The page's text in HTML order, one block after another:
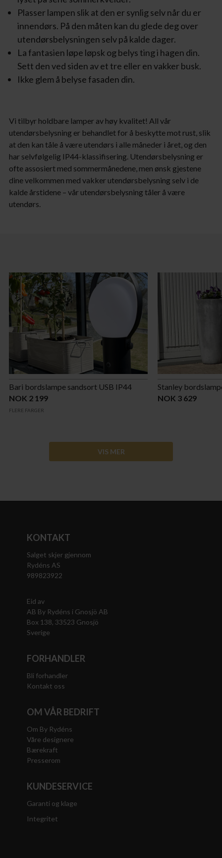
Plasser lampen slik at den er synlig selv når du er
innendørs. På den måten kan du glede deg over
utendørsbelysningen selv på kalde dager.
La fantasien løpe løpsk og belys ting i hagen din.
Sett den ved siden av et tre eller en vakker busk.
Ikke glem å belyse fasaden din.
Vi tilbyr holdbare lamper av høy kvalitet! All vår
utendørsbelysning er behandlet for å beskytte mot rust, slik
at den kan tåle å være utendørs i alle måneder i året, og den
har selvfølgelig IP44-klassifisering. Utendørsbelysning er
ofte assosiert med sommermånedene, men ønsk gjestene
dine velkommen med vakker utendørsbelysning selv i de
kalde årstidene – vår utendørsbelysning tåler å være
utendørs.
Bari bordslampe sandsort USB IP44
NOK 2 199
FLERE FARGER
Stanley
NOK 3 629
VIS MER
KONTAKT
Salget skjer gjennom
Rydéns AS
989823922
Eid av
AB By Rydéns i Gnosjö AB
Box 138, 33523 Gnosjö
Sverige
FORHANDLER
Bli forhandler
Kontakt oss
OM VÅR BEDRIFT
Om By Rydéns
Våre designere
Bærekraft
Presserom
KUNDESERVICE
Garanti og klage
Integritet